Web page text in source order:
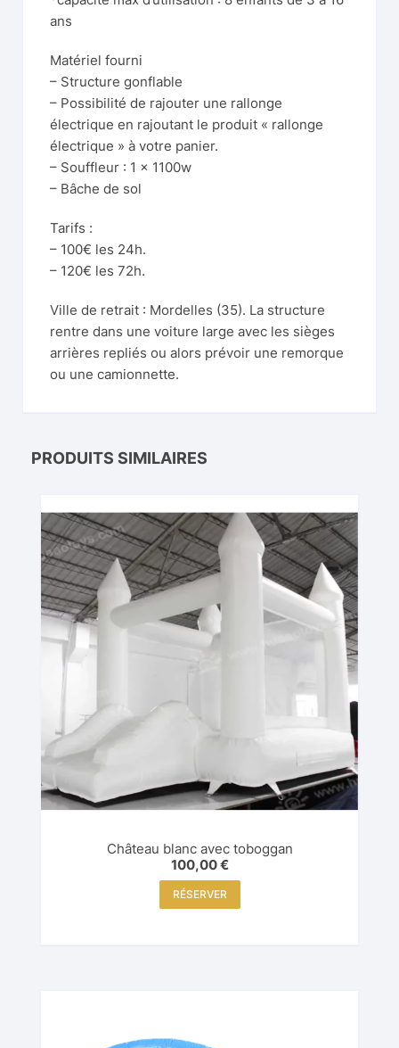
ans
Matériel fourni
– Structure gonflable
– Possibilité de rajouter une rallonge
électrique en rajoutant le produit « rallonge
électrique » à votre panier.
– Souffleur : 1 x 1100w
– Bâche de sol
Tarifs :
– 100€ les 24h.
– 120€ les 72h.
Ville de retrait : Mordelles (35). La structure
rentre dans une voiture large avec les sièges
arrières repliés ou alors prévoir une remorque
ou une camionnette.
PRODUITS SIMILAIRES
Château blanc avec toboggan
100,00€
RÉSERVER